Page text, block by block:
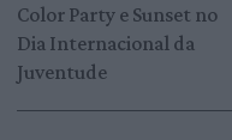
Color Party e Sunset no
Dia Internacional da
Juventude